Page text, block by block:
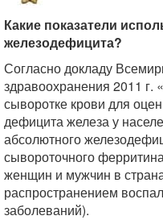
Какие показатели
железодефицита?
Согласно докладу
здравоохранения 2011 г.
сыворотке крови для
дефицита железа у
абсолютного
сывороточного
женщин и мужчин в
распространением
заболеваний).